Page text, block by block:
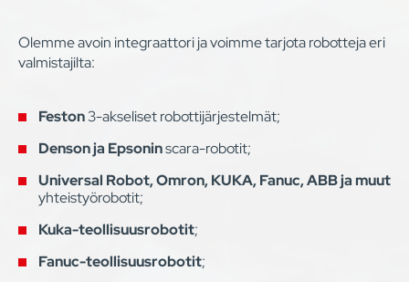
Olemme avoin integraattori ja voimme tarjota robotteja eri
valmistajilta:
Feston3-akseliset robottijärjestelmät;
Denson ja Epsoninscara-robotit;
Universal Robot, Omron, KUKA, Fanuc, ABB ja muut
yhteistyörobotit;
Kuka-teollisuusrobotit;
Fanuc-teollisuusrobotit;